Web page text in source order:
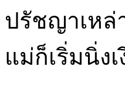
ปรัชญาเห
แม่ก็เริ่มนิ่ง